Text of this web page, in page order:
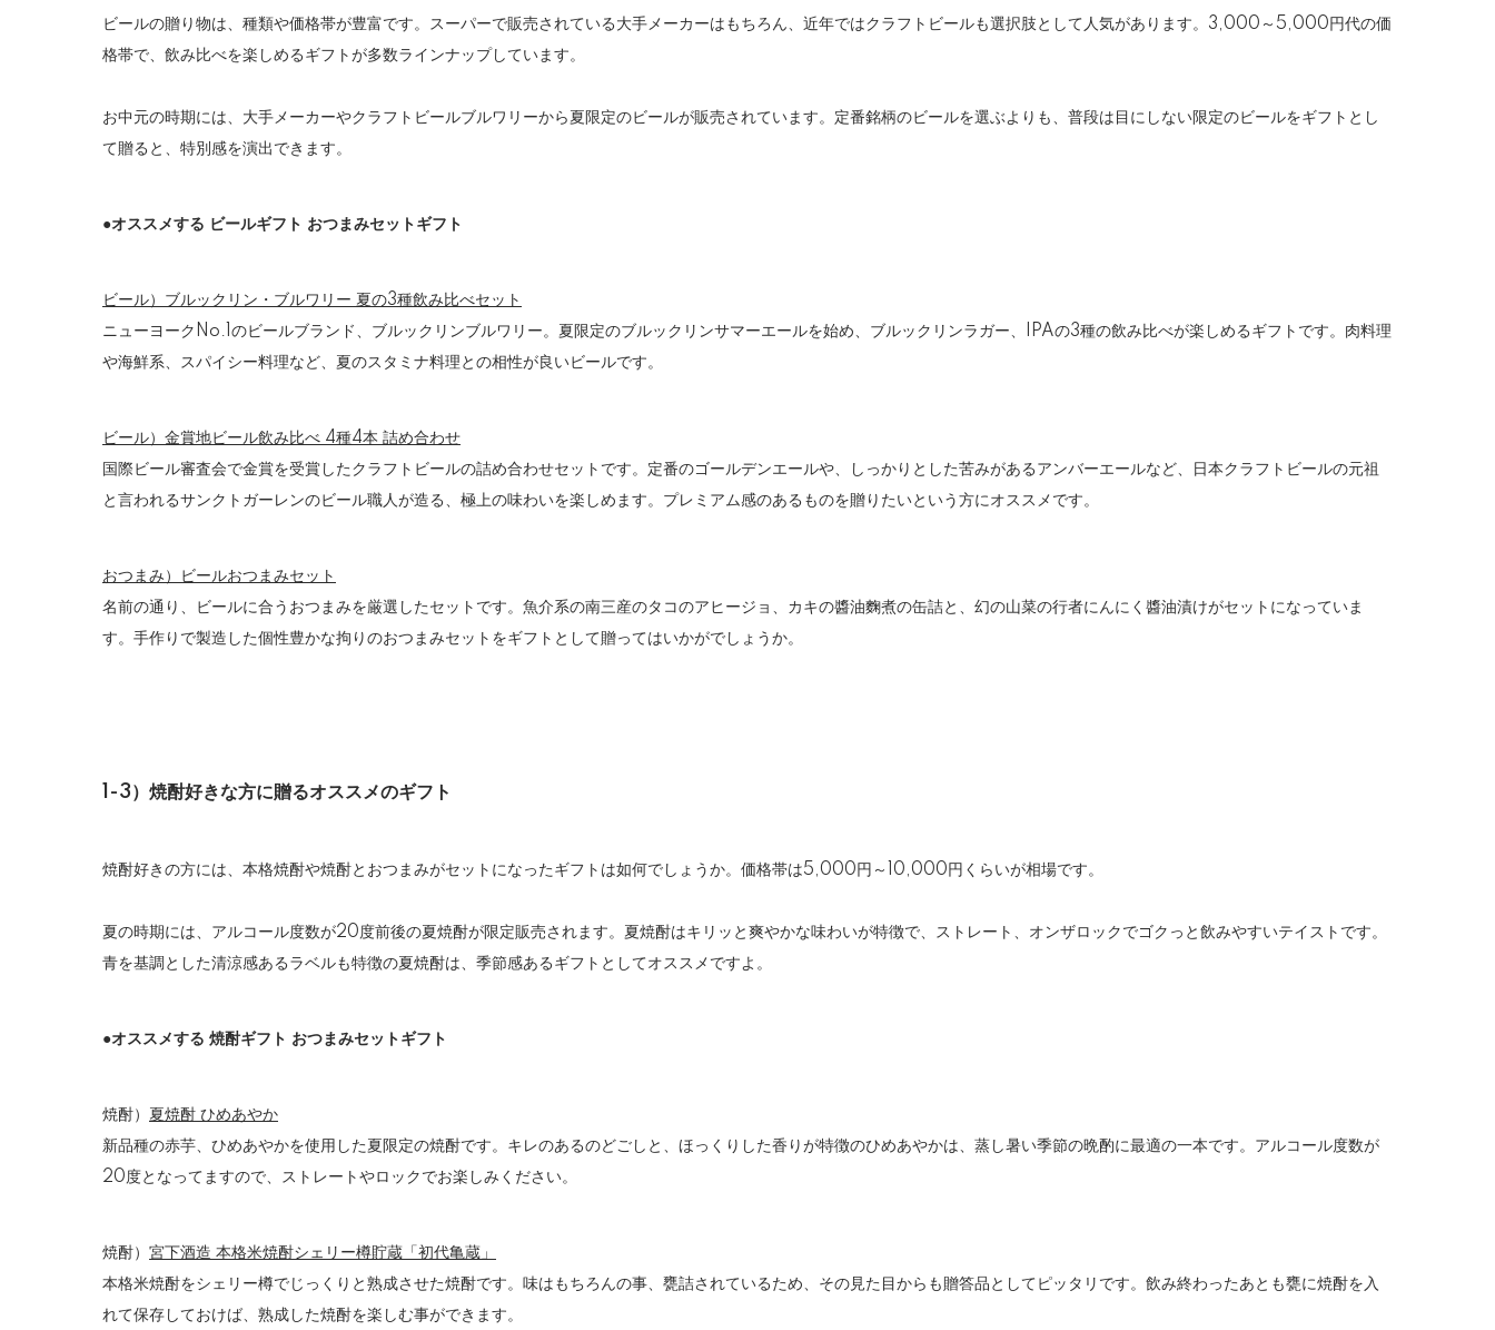
ビールの贈り物は、種類や価格帯が豊富です。スーパーで販売されている大手メーカーはもちろん、近年ではクラフトビールも選択肢として人気があります。3,000～5,000円代の価
格帯で、飲み比べを楽しめるギフトが多数ラインナップしています。
お中元の時期には、大手メーカーやクラフトビールブルワリーから夏限定のビールが販売されています。定番銘柄のビールを選ぶよりも、普段は目にしない限定のビールをギフトとし
て贈ると、特別感を演出できます。
●オススメする ビールギフト おつまみセットギフト
ビール）ブルックリン・ブルワリー 夏の3種飲み比べセット
ニューヨークNo.1のビールブランド、ブルックリンブルワリー。夏限定のブルックリンサマーエールを始め、ブルックリンラガー、IPAの3種の飲み比べが楽しめるギフトです。肉料理
や海鮮系、スパイシー料理など、夏のスタミナ料理との相性が良いビールです。
ビール）金賞地ビール飲み比べ 4種4本 詰め合わせ
国際ビール審査会で金賞を受賞したクラフトビールの詰め合わせセットです。定番のゴールデンエールや、しっかりとした苦みがあるアンバーエールなど、日本クラフトビールの元祖
と言われるサンクトガーレンのビール職人が造る、極上の味わいを楽しめます。プレミアム感のあるものを贈りたいという方にオススメです。
おつまみ）ビールおつまみセット
名前の通り、ビールに合うおつまみを厳選したセットです。魚介系の南三産のタコのアヒージョ、カキの醬油麴煮の缶詰と、幻の山菜の行者にんにく醬油漬けがセットになっていま
す。手作りで製造した個性豊かな拘りのおつまみセットをギフトとして贈ってはいかがでしょうか。
1-3）焼酎好きな方に贈るオススメのギフト
焼酎好きの方には、本格焼酎や焼酎とおつまみがセットになったギフトは如何でしょうか。価格帯は5,000円～10,000円くらいが相場です。
夏の時期には、アルコール度数が20度前後の夏焼酎が限定販売されます。夏焼酎はキリッと爽やかな味わいが特徴で、ストレート、オンザロックでゴクっと飲みやすいテイストです。
青を基調とした清涼感あるラベルも特徴の夏焼酎は、季節感あるギフトとしてオススメですよ。
●オススメする 焼酎ギフト おつまみセットギフト
焼酎） 夏焼酎 ひめあやか
新品種の赤芋、ひめあやかを使用した夏限定の焼酎です。キレのあるのどごしと、ほっくりした香りが特徴のひめあやかは、蒸し暑い季節の晩酌に最適の一本です。アルコール度数が
20度となってますので、ストレートやロックでお楽しみください。
焼酎） 宮下酒造 本格米焼酎シェリー樽貯蔵「初代亀蔵」
本格米焼酎をシェリー樽でじっくりと熟成させた焼酎です。味はもちろんの事、甕詰されているため、その見た目からも贈答品としてピッタリです。飲み終わったあとも甕に焼酎を入
れて保存しておけば、熟成した焼酎を楽しむ事ができます。